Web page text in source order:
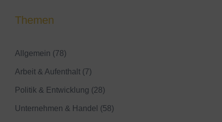
Themen
Allgemein (78)
Arbeit & Aufenthalt (7)
Politik & Entwicklung (28)
Unternehmen & Handel (58)